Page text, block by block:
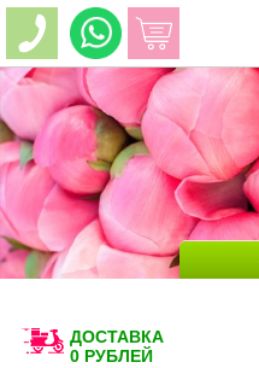
ДОСТАВКА
0 РУБЛЕЙ